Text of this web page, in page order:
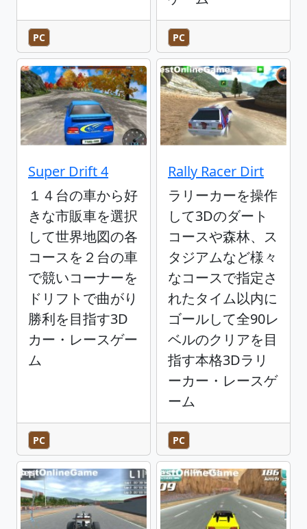
PC PC
Super Drift 4
１４台の車から好
きな市販車を選択
して世界地図の各
コースを２台の車
で競いコーナーを
ドリフトで曲がり
勝利を目指す3D
カー・レースゲー
ム
PC
Rally Racer Dirt
ラリーカーを操作
して3Dのダート
コースや森林、ス
タジアムなど様々
なコースで指定さ
れたタイム以内に
ゴールして全90レ
ベルのクリアを目
指す本格3Dラリ
ーカー・レースゲ
ーム
PC